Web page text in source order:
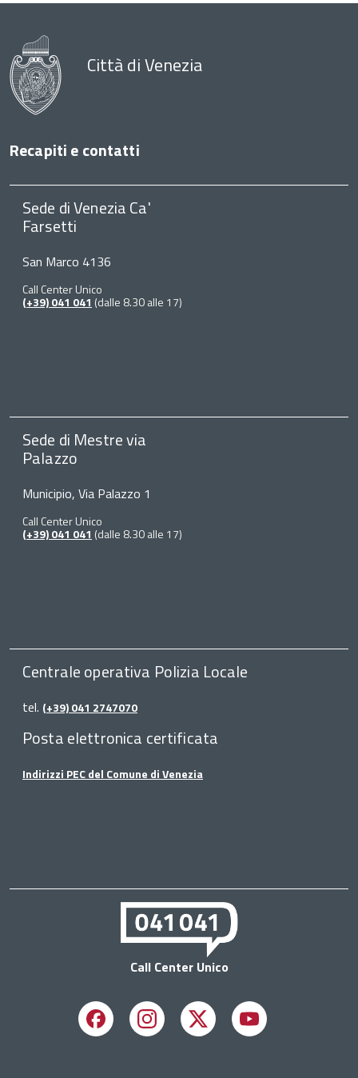
Città di Venezia
Recapiti e contatti
Sede di Venezia Ca'
Farsetti
San Marco 4136
Call Center Unico
(+39) 041 041 (dalle 8.30 alle 17)
Sede di Mestre via
Palazzo
Municipio, Via Palazzo 1
Call Center Unico
(+39) 041 041 (dalle 8.30 alle 17)
Centrale operativa Polizia Locale
tel. (+39) 041 2747070
Posta elettronica certificata
Indirizzi PEC del Comune di Venezia
Call Center Unico
FacebookInstagramX Youtube